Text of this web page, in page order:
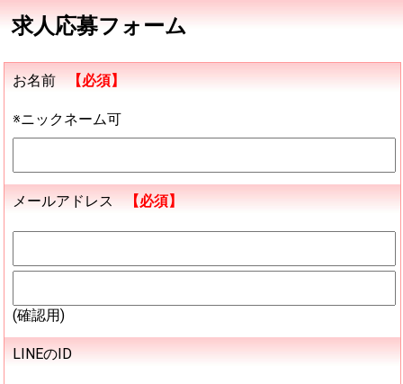
求人応募フォーム
お名前 【必須】
※ニックネーム可
メールアドレス 【必須】
(確認用)
LINEのID